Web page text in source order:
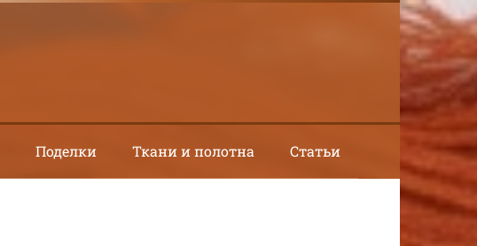
Поделки Ткани и полотна Статьи